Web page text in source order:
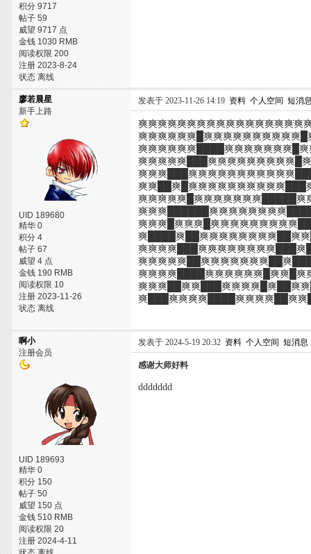
积分 9717
帖子 59
威望 9717 点
金钱 1030 RMB
阅读权限 200
注册 2023-8-24
状态 离线
廖若晨星
新手上路
UID 189680
精华 0
积分 4
帖子 67
威望 4 点
金钱 190 RMB
阅读权限 10
注册 2023-11-26
状态 离线
发表于 2023-11-26 14:19 资料 个人空间 短消
爽爽爽爽爽爽爽爽爽爽爽爽爽爽爽爽爽
爽爽爽爽爽爽█爽爽爽爽爽爽爽爽爽爽
爽爽爽爽爽爽████爽爽爽爽爽爽爽█
爽爽爽爽爽███爽爽爽爽爽爽爽爽爽█
爽爽爽███爽爽爽爽爽爽爽爽爽爽爽
爽爽██爽█爽爽爽爽爽爽爽爽爽爽
爽爽爽爽爽█爽爽爽爽爽爽爽█████
爽爽爽██████爽爽爽爽爽爽爽爽
爽爽爽█爽爽爽█爽爽爽爽爽爽爽爽爽
爽████爽██爽爽爽爽爽爽爽爽██爽
爽爽爽爽███爽爽爽爽爽爽爽爽███
爽爽爽爽爽██爽爽爽爽爽爽爽██爽
爽爽爽爽████爽爽爽爽爽爽█爽爽█爽
爽爽爽██爽爽███爽爽爽爽█爽██爽
爽███爽爽爽爽████爽爽爽爽██爽
啊小
注册会员
UID 189693
精华 0
积分 150
帖子 50
威望 150 点
金钱 510 RMB
阅读权限 20
注册 2024-4-11
发表于 2024-5-19 20:32 资料 个人空间 短消息
感谢大师好料
ddddddd